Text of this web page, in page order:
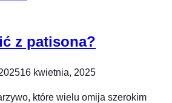
z patisona?
16 kwietnia, 2025
które wielu omija szerokim